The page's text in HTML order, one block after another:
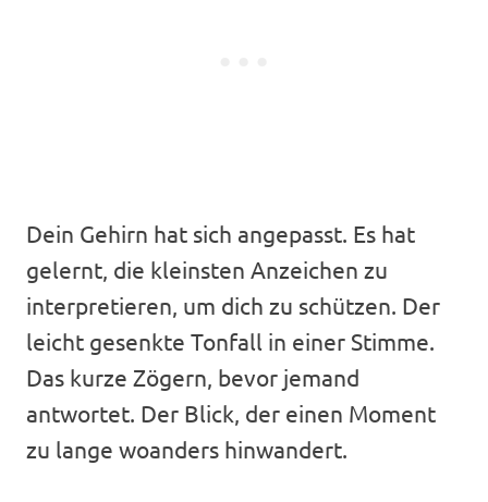
Dein Gehirn hat sich angepasst. Es hat
gelernt, die kleinsten Anzeichen zu
interpretieren, um dich zu schützen. Der
leicht gesenkte Tonfall in einer Stimme.
Das kurze Zögern, bevor jemand
antwortet. Der Blick, der einen Moment
zu lange woanders hinwandert.